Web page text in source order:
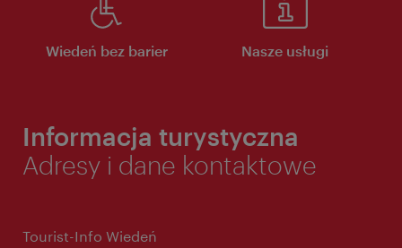
Wiedeń bez barier Nasze usługi
Informacja turystyczna
Adresy i dane kontaktowe
Tourist-Info Wiedeń